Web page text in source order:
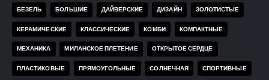
БЕЗЕЛЬ БОЛЬШИЕ ДАЙВЕРСКИЕ ДИЗАЙН ЗОЛОТИСТЫЕ
КЕРАМИЧЕСКИЕ КЛАССИЧЕСКИЕ КОМБИ КОМПАКТНЫЕ
МЕХАНИКА МИЛАНСКОЕ ПЛЕТЕНИЕ ОТКРЫТОЕ СЕРДЦЕ
ПЛАСТИКОВЫЕ ПРЯМОУГОЛЬНЫЕ СОЛНЕЧНАЯ СПОРТИВНЫЕ